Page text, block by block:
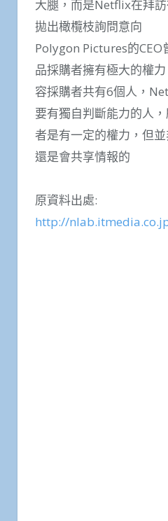
大腿，而是Netflix在拜
拋出橄欖枝詢問意向
Polygon Pictures的
品採購者擁有極大的權
容採購者共有6個人，
要有獨自判斷能力的人
者是有一定的權力，但
還是會共享情報的
原資料出處:
http://